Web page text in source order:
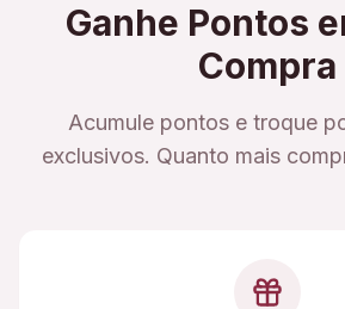
Ganhe Pontos
Compra
Acumule pontos e troque
exclusivos. Quanto mais